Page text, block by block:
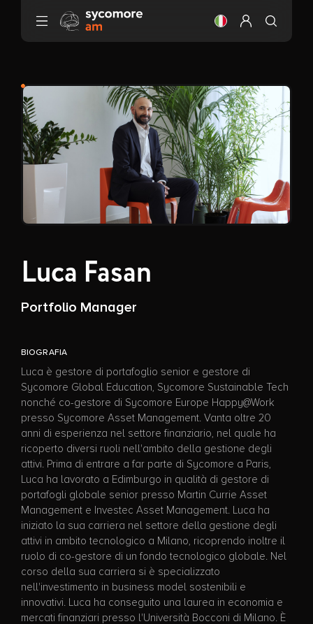
Vai al contenuto
Cambiare la
Configura il
Luca Fasan
Portfolio Manager
BIOGRAFIA
Luca è gestore di portafoglio senior e gestore di
Sycomore Global Education, Sycomore Sustainable Tech
nonché co-gestore di Sycomore Europe Happy@Work
presso Sycomore Asset Management. Vanta oltre 20
anni di esperienza nel settore finanziario, nel quale ha
ricoperto diversi ruoli nell'ambito della gestione degli
attivi. Prima di entrare a far parte di Sycomore a Paris,
Luca ha lavorato a Edimburgo in qualità di gestore di
portafogli globale senior presso Martin Currie Asset
Management e Investec Asset Management. Luca ha
iniziato la sua carriera nel settore della gestione degli
attivi in ambito tecnologico a Milano, ricoprendo inoltre il
ruolo di co-gestore di un fondo tecnologico globale. Nel
corso della sua carriera si è specializzato
nell'investimento in business model sostenibili e
innovativi. Luca ha conseguito una laurea in economia e
mercati finanziari presso l'Università Bocconi di Milano. È